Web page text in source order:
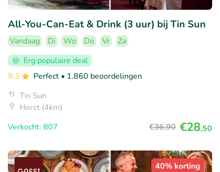
All-You-Can-Eat & Drink (3 uur) bij Tin Sun
Vandaag Di Wo Do Vr
Za
Erg populaire deal
9.3
Perfect • 1.860 beoordelingen
Tin Sun
Horst (4km)
Verkocht: 807
€36,90 €28,50
40% korting